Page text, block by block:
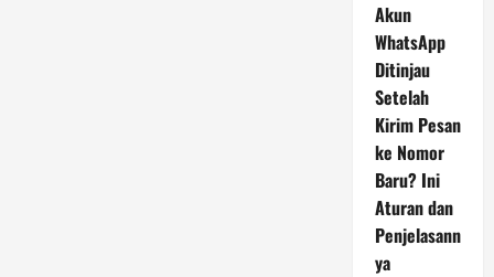
Akun
WhatsApp
Ditinjau
Setelah
Kirim Pesan
ke Nomor
Baru? Ini
Aturan dan
Penjelasann
ya